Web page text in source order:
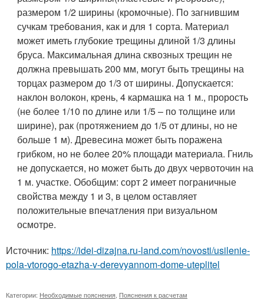
размером 1/2 ширины (кромочные). По загнившим
сучкам требования, как и для 1 сорта. Материал
может иметь глубокие трещины длиной 1/3 длины
бруса. Максимальная длина сквозных трещин не
должна превышать 200 мм, могут быть трещины на
торцах размером до 1/3 от ширины. Допускается:
наклон волокон, крень, 4 кармашка на 1 м., прорость
(не более 1/10 по длине или 1/5 – по толщине или
ширине), рак (протяжением до 1/5 от длины, но не
больше 1 м). Древесина может быть поражена
грибком, но не более 20% площади материала. Гниль
не допускается, но может быть до двух червоточин на
1 м. участке. Обобщим: сорт 2 имеет пограничные
свойства между 1 и 3, в целом оставляет
положительные впечатления при визуальном
осмотре.
Источник: https://idei-dizajna.ru-land.com/novosti/usilenie-
pola-vtorogo-etazha-v-derevyannom-dome-uteplitel
Категории: Необходимые пояснения Пояснения к расчетам